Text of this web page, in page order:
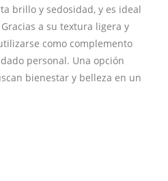
brillo y sedosidad, y es ideal
a su textura ligera y
como complemento
personal. Una opción
bienestar y belleza en un